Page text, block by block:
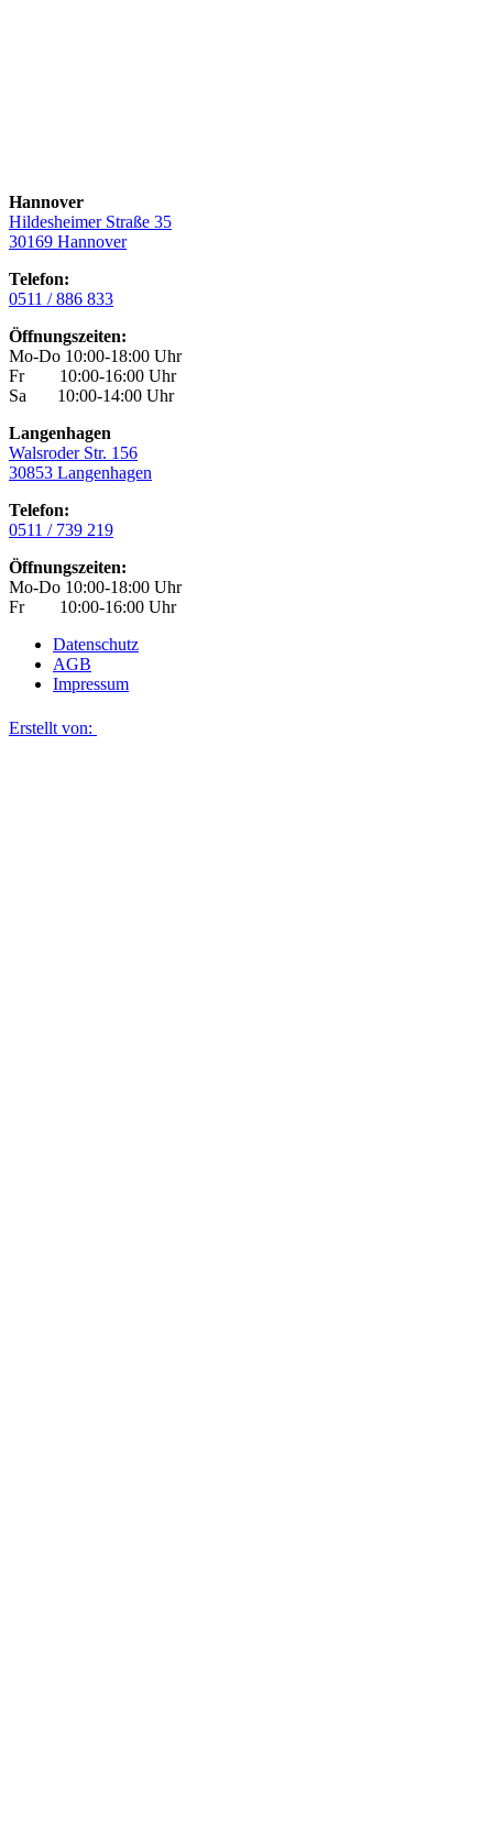
Hannover
Hildesheimer Straße 35
30169 Hannover
Telefon:
0511 / 886 833
Öffnungszeiten:
Mo-Do 10:00-18:00 Uhr
Fr 10:00-16:00 Uhr
Sa 10:00-14:00 Uhr
Langenhagen
Walsroder Str. 156
30853 Langenhagen
Telefon:
0511 / 739 219
Öffnungszeiten:
Mo-Do 10:00-18:00 Uhr
Fr 10:00-16:00 Uhr
Datenschutz
AGB
Impressum
Erstellt von: